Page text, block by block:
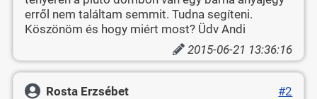
erről nem találtam semmit. Tudna segíteni.
Köszönöm és hogy miért most? Üdv Andi
2015-06-21 13:36:16
Rosta Erzsébet
#2